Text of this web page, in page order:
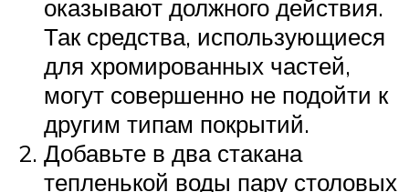
оказывают должного действия.
Так средства, использующиеся
для хромированных частей,
могут совершенно не подойти к
другим типам покрытий.
Добавьте в два стакана
тепленькой воды пару столовых